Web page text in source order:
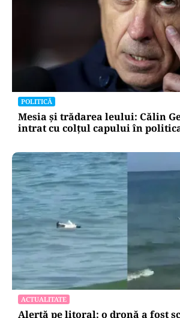
ACTUALITATE
Operațiunea de pe Dunăre
Scufundarea barjelor amânată
Reactorul 2 depinde de succesul
POLITICĂ
Mesia și trădarea leului: Călin
intrat cu colțul capului în politica